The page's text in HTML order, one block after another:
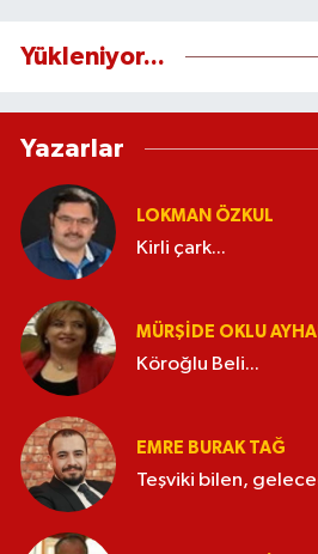
Yükleniyor...
Yazarlar
LOKMAN ÖZKUL
Kirli çark...
MÜRŞIDE OKLU
Köroğlu Beli...
EMRE BURAK TAĞ
Teşviki bilen,